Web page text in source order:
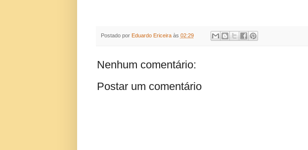
Postado por Eduardo Ericeira às 02:29
Nenhum comentário:
Postar um comentário